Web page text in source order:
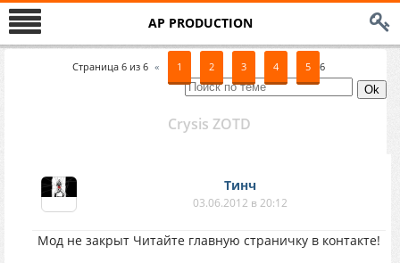
AP PRODUCTION
Страница 6 из 6 « 1 2 3 4 5 6
Crysis ZOTD
Тинч
03.06.2012 в 20:12
Мод не закрыт Читайте главную страничку в контакте!